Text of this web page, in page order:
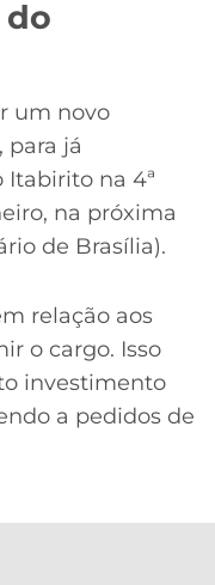
do
um novo
para já
na 4ª
na próxima
de Brasília).
relação aos
o cargo. Isso
investimento
a pedidos de